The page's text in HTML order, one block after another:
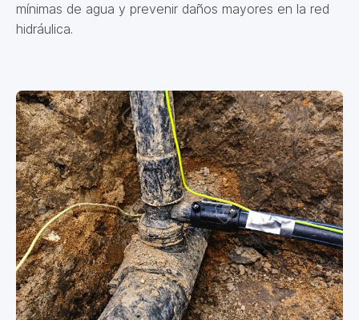
mínimas de agua y prevenir daños mayores en la red
hidráulica.